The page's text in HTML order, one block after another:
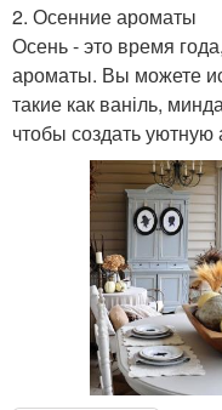
2. Осенние ароматы
Осень - это время
ароматы. Вы можете
такие как ваніль,
чтобы создать